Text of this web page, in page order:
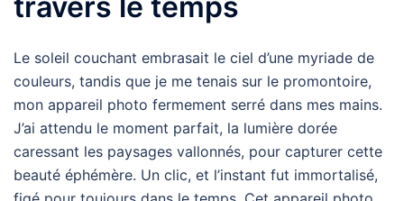
Le soleil couchant embrasait le ciel d’une myriade de
couleurs, tandis que je me tenais sur le promontoire,
mon appareil photo fermement serré dans mes mains.
J’ai attendu le moment parfait, la lumière dorée
caressant les paysages vallonnés, pour capturer cette
beauté éphémère. Un clic, et l’instant fut immortalisé,